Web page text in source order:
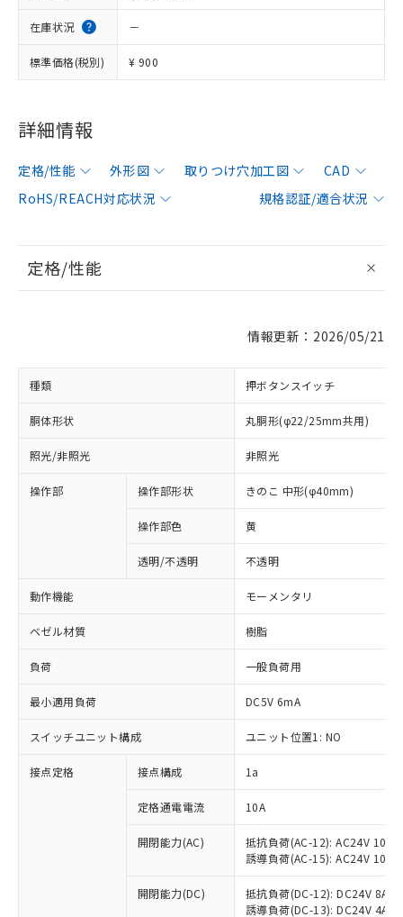
在庫状況 －
標準価格(税別) ¥ 900
詳細情報
定格/性能 外形図 取りつけ穴加工図
CAD
RoHS/REACH対応状況
規格認証/適合状況
定格/性能
情報更新：2026/05/21
種類 押ボタンスイッチ
胴体形状 丸胴形(φ22/25mm共用)
照光/非照光 非照光
操作部 操作部形状 きのこ 中形(φ40mm)
操作部色 黄
透明/不透明 不透明
動作機能 モーメンタリ
ベゼル材質 樹脂
負荷 一般負荷用
最小適用負荷 DC5V 6mA
スイッチユニット構成 ユニット位置1: NO
接点定格 接点構成 1a
定格通電電流 10A
開閉能力(AC)
抵抗負荷(AC-12): AC24V 10A/
誘導負荷(AC-15): AC24V
開閉能力(DC)
抵抗負荷(DC-12): DC24V 8A/
誘導負荷(DC-13): DC24V 4A/
ご利用条件
対応済み：EU RoHS指令（10物質）の
非含有に対応した製品が提供可能な商品で
対応予定：EU RoHS指令（10物質）の非含
有に対応した製品に切り替える予定のある